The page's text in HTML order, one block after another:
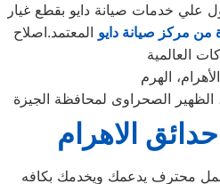
علي خدمات صيانة دايو بقطع غيار
مركز صيانة دايو المعتمد.اصلاح
الهرم
الظهير الصحراوى لمحافظة الجيزة
الاهرام
محترف يدعمك ويخدمك بكافه